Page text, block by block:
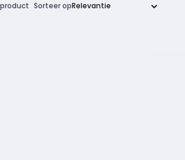
product Sorteer op